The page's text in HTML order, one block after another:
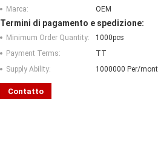
Marca: OEM
Termini di pagamento e spedizione:
Minimum Order Quantity:
1000pcs
Payment Terms:
TT
Supply Ability:
1000000 Per/
Contatto